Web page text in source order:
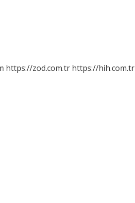
https://zod.com.tr https://hih.com.tr